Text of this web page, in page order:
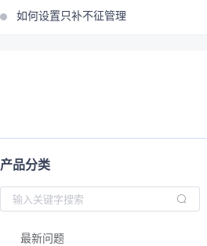
如何设置只补不征管理
产品分类
最新问题